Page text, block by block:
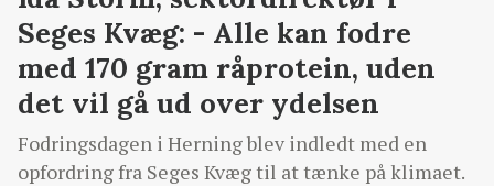
Seges Kvæg: - Alle kan fodre
med 170 gram råprotein, uden
det vil gå ud over ydelsen
Fodringsdagen i Herning blev indledt med en
opfordring fra Seges Kvæg til at tænke på klimaet.